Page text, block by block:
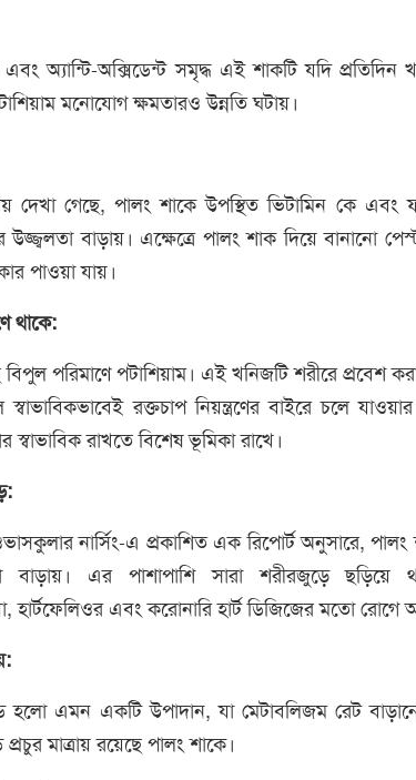
অ্যান্টি-অক্সিডেন্ট সমৃদ্ধ এই শাকটি যদি প্রতিদিন
মনোযোগ ক্ষমতারও উন্নতি ঘটায়।
দেখা গেছে, পালং শাকে উপস্থিত ভিটামিন কে এবং
বাড়ায়। এক্ষেত্রে পালং শাক দিয়ে বানানো
পাওয়া যায়।
থাকে:
পরিমাণে পটাশিয়াম। এই খনিজটি শরীরে প্রবেশ
রক্তচাপ নিয়ন্ত্রণের বাইরে চলে
স্বাভাবিক রাখতে বিশেষ ভূমিকা রাখে।
নার্সিং-এ প্রকাশিত এক রিপোর্ট অনুসারে, পালং
বাড়ায়। এর পাশাপাশি সারা শরীরজুড়ে ছড়িয়ে
হার্টফেলিওর এবং করোনারি হার্ট ডিজিজের মতো
হলো এমন একটি উপাদান, যা মেটাবলিজম রেট
প্রচুর মাত্রায় রয়েছে পালং শাকে।